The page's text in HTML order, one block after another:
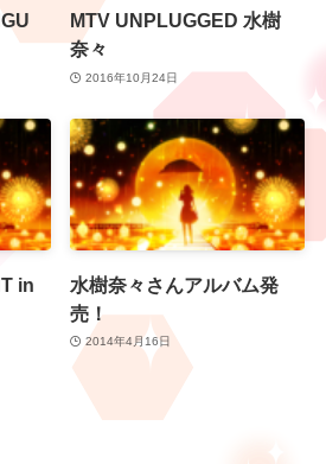
MTV UNPLUGGED 水樹
奈々
2016年10月24日
in
水樹奈々さんアルバム発
売！
2014年4月16日